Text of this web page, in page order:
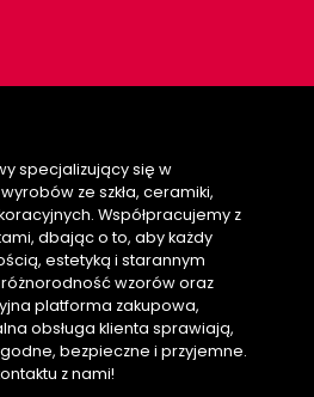
specjalizujący się w
ze szkła, ceramiki,
Współpracujemy z
dbając o to, aby każdy
estetyką i starannym
wzorów oraz
platforma zakupowa,
obsługa klienta sprawiają,
bezpieczne i przyjemne.
z nami!